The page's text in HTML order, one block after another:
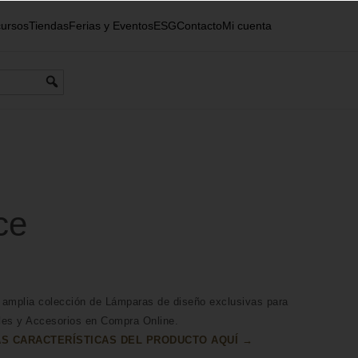
TiendasFerias y EventosESGContactoMi cuenta
colección de Lámparas de diseño exclusivas para
y Accesorios en Compra Online.
CARACTERÍSTICAS DEL PRODUCTO AQUÍ →